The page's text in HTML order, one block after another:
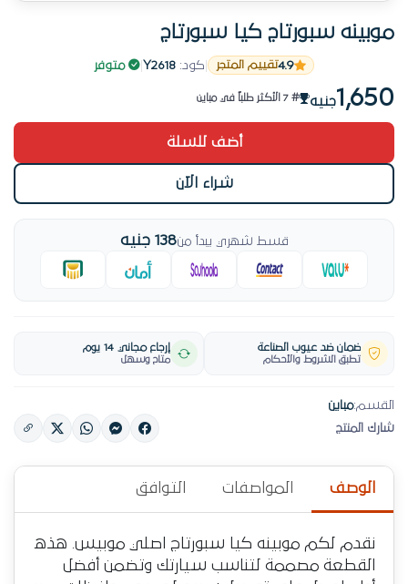
موبينه سبورتاج كيا سبورتاج
4.9تقييم المتجر كود: Y2618 متوفر
1,650جنيه
منتج موثوق من أوتو سبير
# 7 الأكثر طلباً في مباين
أضف للسلة
شراء الآن
قسط شهري يبدأ من138 جنيه
ضمان ضد عيوب الصناعة
تطبق الشروط والأحكام
إرجاع مجاني 14 يوم
متاح وسهل
القسم:مباين
شارك المنتج
الوصف المواصفات التوافق
نقدم لكم موبينه كيا سبورتاج اصلي موبيس. هذه
القطعة مصممة لتناسب سيارتك وتضمن أفضل